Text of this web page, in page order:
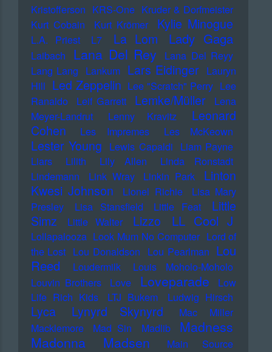
Kristofferson KRS-One Kruder & Dorfmeister
Kurt Cobain
Kurt Krömer Kylie Minogue
L.A. Priest L7 La Lom Lady Gaga
Laibach Lana Del Rey
Lana Del Reyy
Lang Lang Lankum Lars Eidinger Lauryn
Hill Led Zeppelin Lee "Scratch" Perry Lee
Ranaldo
Leif Garrett Lemke/Müller
Lena
Meyer-Landrut
Lenny Kravitz
Leonard
Cohen
Les Impremes Les McKeown
Lester Young Lewis Capaldi Liam Payne
Liars
Lilith Lily Allen
Linda Ronstadt
Lindemann
Link Wray Linkin Park
Linton
Kwesi Johnson
Lionel Richie
Lisa Mary
Presley
Lisa Stansfield Little Feat
Little
Simz
Little Walter Lizzo LL Cool J
Lollapalooza Look Mum No Computer Lord of
the Lost Lou Donaldson Lou Pearlman Lou
Reed
Loudermilk
Louis Moholo-Moholo
Louvin Brothers
Love Loveparade
Low
Life Rich Kids
LTJ Bukem Ludwig Hirsch
Lyca Lynyrd Skynyrd
Mac Miller
Macklemore
Mad Sin Madlib
Madness
Madonna
Madsen Main Source